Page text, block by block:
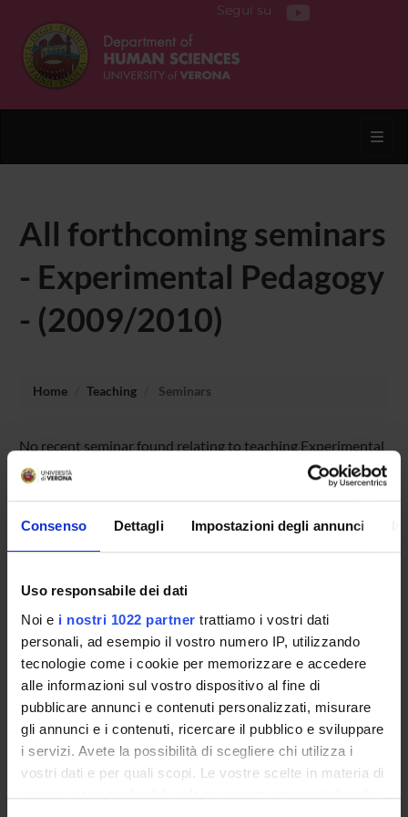
Consenso Dettagli Impostazioni degli annunci
Uso responsabile dei dati
Noi e i nostri 1022 partner trattiamo i vostri dati
personali, ad esempio il vostro numero IP, utilizzando
tecnologie come i cookie per memorizzare e accedere
alle informazioni sul vostro dispositivo al fine di
pubblicare annunci e contenuti personalizzati, misurare
gli annunci e i contenuti, ricercare il pubblico e sviluppare
i servizi. Avete la possibilità di scegliere chi utilizza i
vostri dati e per quali scopi. Le vostre scelte in materia di
privacy sono applicabili solo su questa proprietà digitale
Segui su
All forthcoming seminars
- Experimental Pedagogy
- (2009/2010)
Home Teaching Seminars
No recent seminar found relating to teaching Experimental
Pedagogy.
STUDYING
COURSES
PHD PROGRAMMES AND POSTGRADUATE
TRAINING
Contacts
People
Places
Calendar